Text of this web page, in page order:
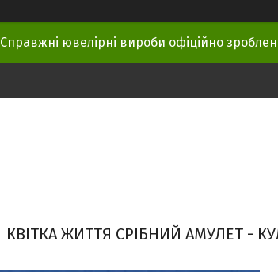
Справжні ювелірні вироби офіційно
КВІТКА ЖИТТЯ СРІБНИЙ АМУЛЕТ -